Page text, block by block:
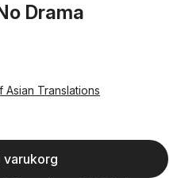
Drama
Translations
varukorg